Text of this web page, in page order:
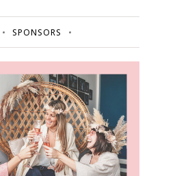
SPONSORS